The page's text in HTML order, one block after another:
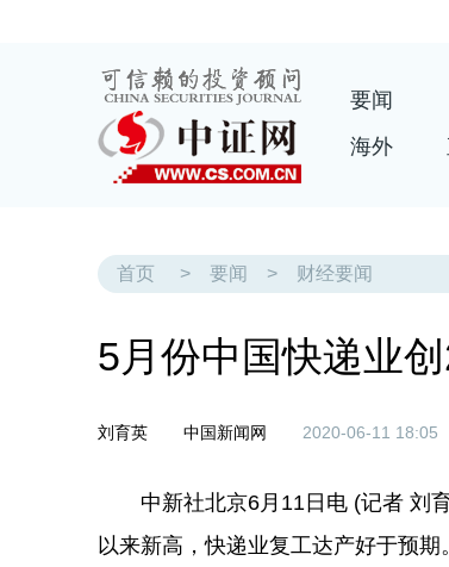
要闻
海外
首页 > 要闻 > 财经要闻
5月份中国快递业
刘育英 中国新闻网 2020-06-11 18:05
中新社北京6月11日电 (记者 刘育
以来新高，快递业复工达产好于预期。